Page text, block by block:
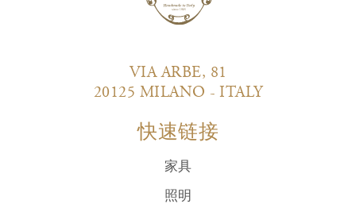
VIA ARBE, 81
20125 MILANO - ITALY
快速链接
家具
照明